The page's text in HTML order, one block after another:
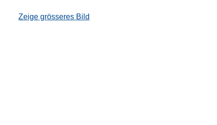
Zeige grösseres Bild